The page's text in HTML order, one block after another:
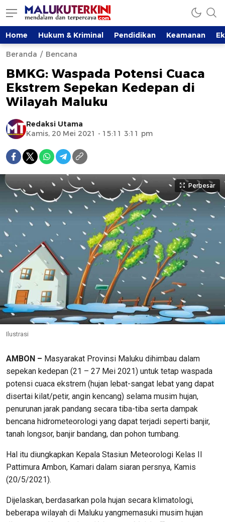
Home Hukum & Kriminal Pendidikan Keamanan
Beranda Bencana
BMKG: Waspada Potensi Cuaca
Ekstrem Sepekan Kedepan di
Wilayah Maluku
Redaksi Utama
Kamis, 20 Mei 2021 - 15:11 3:11 pm
Perbesar
Ilustrasi
AMBON – Masyarakat Provinsi Maluku dihimbau dalam
sepekan kedepan (21 – 27 Mei 2021) untuk tetap waspada
potensi cuaca ekstrem (hujan lebat-sangat lebat yang dapat
disertai kilat/petir, angin kencang) selama musim hujan,
penurunan jarak pandang secara tiba-tiba serta dampak
bencana hidrometeorologi yang dapat terjadi seperti banjir,
tanah longsor, banjir bandang, dan pohon tumbang.
Hal itu diungkapkan Kepala Stasiun Meteorologi Kelas II
Pattimura Ambon, Kamari dalam siaran persnya, Kamis
(20/5/2021).
Dijelaskan, berdasarkan pola hujan secara klimatologi,
beberapa wilayah di Maluku yangmemasuki musim hujan